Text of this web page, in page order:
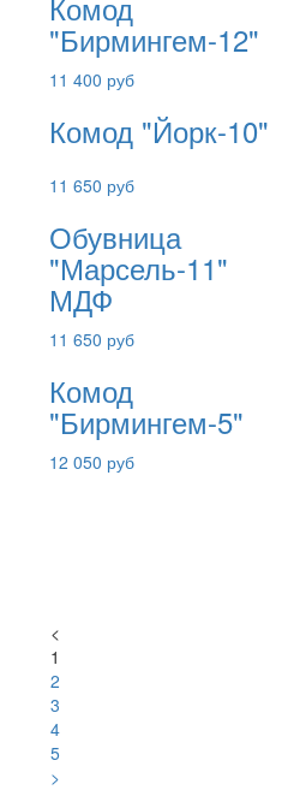
"Бирмингем-12"
11 400 руб
Комод "Йорк-10"
11 650 руб
Обувница
"Марсель-11"
МДФ
11 650 руб
Комод
"Бирмингем-5"
12 050 руб
<
1
2
3
4
5
>